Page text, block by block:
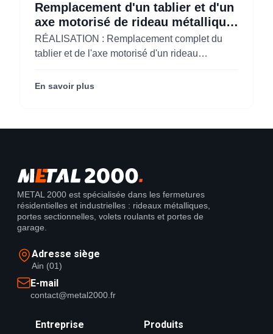
Remplacement d'un tablier et d'un
axe motorisé de rideau métallique
pour M'CHADAL (Optical Center)
(95)
RÉALISATION : Remplacement complet du
tablier et de l'axe motorisé d'un rideau
Center) (95290).
En savoir plus
METAL 2000 est spécialisée dans les fermetures
résidentielles et industrielles : rideaux métalliques,
portes sectionnelles, volets roulants et portes de
garage.
Adresse siège
Ain (01)
E-mail
contact@metal2000.fr
Entreprise Produits